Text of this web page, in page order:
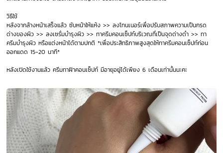
วิธีใช้
หลังจากล้างหน้าเสร็จแล้ว ซับหน้าให้แห้ง >> ลงโทนเนอร์เพื่อปรับสภาพความเป็นกรด
ด่างของผิว >> ลงเซรั่มบำรุงผิว >> ทาครีมคอนเซ็ปท์บริเวณที่เป็นจุดด่างดำ >> ทา
ครีมบำรุงผิว หรือแต่งหน้าได้ตามปกติ *เพื่อประสิทธิภาพสูงสุดให้ทาครีมคอนเซ็ปท์ก่อน
ออกแดด 15-20 นาที*
หลังเปิดใช้งานแล้ว ครีมทาฝ้าคอนเซ็ปท์ มีอายุอยู่ได้เพียง 6 เดือนเท่านั้นนะคะ